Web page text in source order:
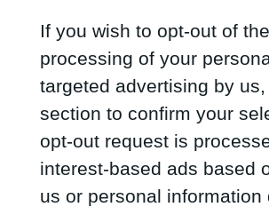
If you wish to opt-out of
processing of your
targeted advertising by
section to confirm your
opt-out request is
interest-based ads based
us or personal